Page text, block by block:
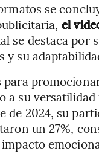
se
el
se destaca por
y su
para
a su
de 2024, su
un 27%,